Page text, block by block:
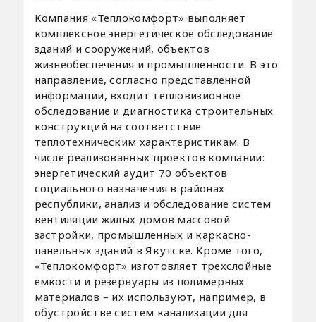
Компания «Теплокомфорт» выполняет
комплексное энергетическое обследование
зданий и сооружений, объектов
жизнеобеспечения и промышленности. В это
направление, согласно представленной
информации, входит тепловизионное
обследование и диагностика строительных
конструкций на соответствие
теплотехническим характеристикам. В
числе реализованных проектов компании:
энергетический аудит 70 объектов
социального назначения в районах
республики, анализ и обследование систем
вентиляции жилых домов массовой
застройки, промышленных и каркасно-
панельных зданий в Якутске. Кроме того,
«Теплокомфорт» изготовляет трехслойные
емкости и резервуары из полимерных
материалов – их используют, например, в
обустройстве систем канализации для